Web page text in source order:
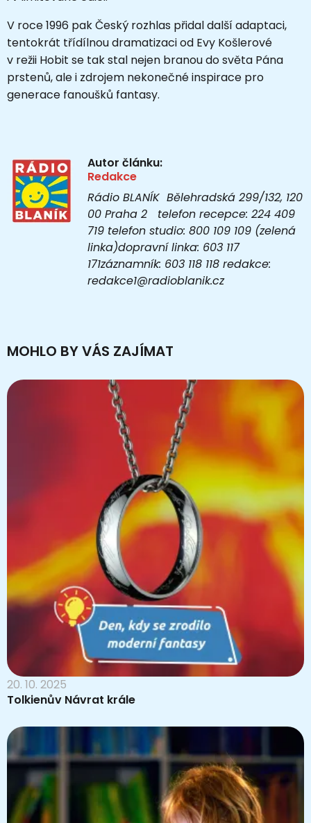
V roce 1996 pak Český rozhlas přidal další adaptaci,
tentokrát třídílnou dramatizaci od Evy Košlerové
v režii Hobit se tak stal nejen branou do světa Pána
prstenů, ale i zdrojem nekonečné inspirace pro
generace fanoušků fantasy.
Autor článku:
Redakce
Rádio BLANÍK Bělehradská 299/132, 120
00 Praha 2 telefon recepce: 224 409
719 telefon studio: 800 109 109 (zelená
linka)dopravní linka: 603 117
171záznamník: 603 118 118 redakce:
redakce1@radioblanik.cz
MOHLO BY VÁS ZAJÍMAT
20. 10. 2025
Tolkienův Návrat krále